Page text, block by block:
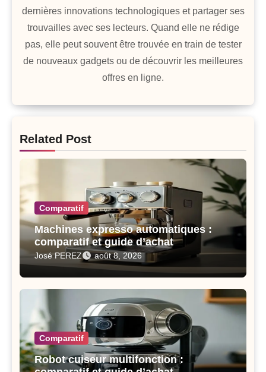
dernières innovations technologiques et partager ses
trouvailles avec ses lecteurs. Quand elle ne rédige
pas, elle peut souvent être trouvée en train de tester
de nouveaux gadgets ou de découvrir les meilleures
offres en ligne.
Related Post
Comparatif
Machines expresso automatiques :
comparatif et guide d’achat
José PEREZ août 8, 2026
Comparatif
Robot cuiseur multifonction :